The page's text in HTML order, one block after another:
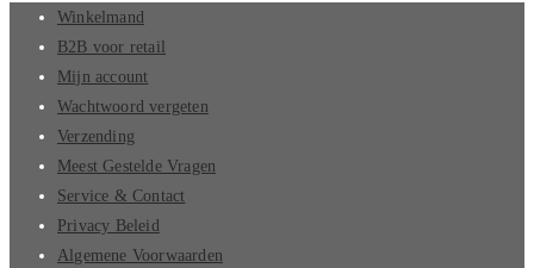
Winkelmand
B2B voor retail
Mijn account
Wachtwoord vergeten
Verzending
Meest Gestelde Vragen
Service & Contact
Privacy Beleid
Algemene Voorwaarden